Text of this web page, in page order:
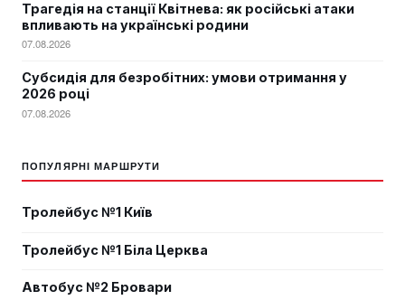
Трагедія на станції Квітнева: як російські атаки
впливають на українські родини
07.08.2026
Субсидія для безробітних: умови отримання у
2026 році
07.08.2026
ПОПУЛЯРНІ МАРШРУТИ
Тролейбус №1 Київ
Тролейбус №1 Біла Церква
Автобус №2 Бровари